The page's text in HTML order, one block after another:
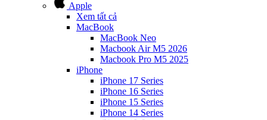
Apple
Xem tất cả
MacBook
MacBook Neo
Macbook Air M5 2026
Macbook Pro M5 2025
iPhone
iPhone 17 Series
iPhone 16 Series
iPhone 15 Series
iPhone 14 Series